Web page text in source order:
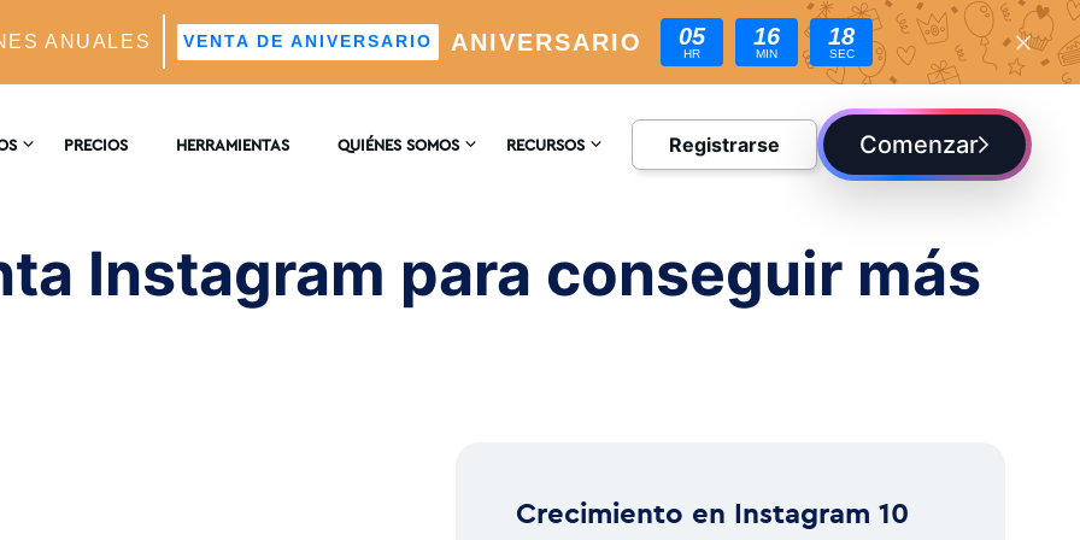
ANUALES ANIVERSARIO
VENTA DE ANIVERSARIO 05
HR
16
MIN
17
SEC
Impulsado Por IA
PRECIOS HERRAMIENTAS QUIÉNES SOMOS
RESEÑAS
RECURSOS
BLOG
Registrarse Comenzar
Instagram para conseguir más
Crecimiento en Instagram 10